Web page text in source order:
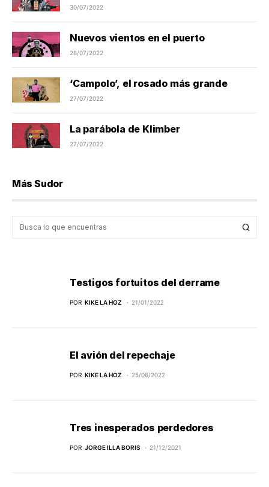
30/07/2022
Nuevos vientos en el puerto
28/07/2022
‘Campolo’, el rosado más grande
27/07/2022
La parábola de Klimber
27/07/2022
Más Sudor
Testigos fortuitos del derrame
POR KIKE LA HOZ 21/01/2022
El avión del repechaje
POR KIKE LA HOZ 25/06/2022
Tres inesperados perdedores
POR JORGE ILLA BORIS 21/12/2021